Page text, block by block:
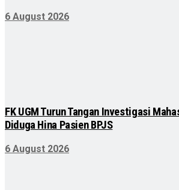
6 August 2026
FK UGM Turun Tangan Investigasi
Diduga Hina Pasien BPJS
6 August 2026